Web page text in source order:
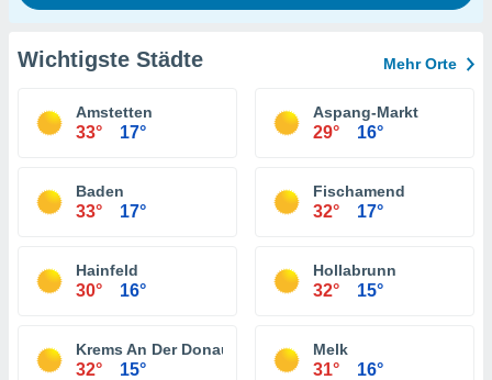
Wichtigste Städte Mehr Orte
Amstetten
33° 17°
Aspang-Markt
29° 16°
Baden
33° 17°
Fischamend
32° 17°
Hainfeld
30° 16°
Hollabrunn
32° 15°
Krems An Der Donau
32° 15°
Melk
31° 16°